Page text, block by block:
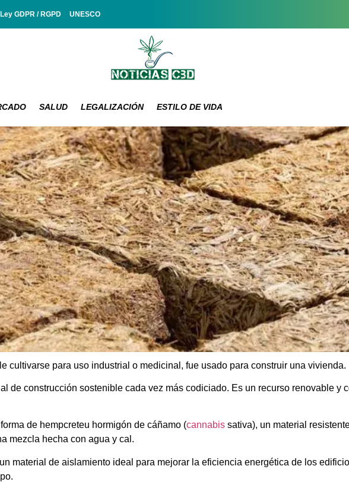
Ley GDPR / RGPD UNESCO
SALUD LEGALIZACIÓN ESTILO DE VIDA
cultivarse para uso industrial o medicinal, fue usado para construir una vivienda.
de construcción sostenible cada vez más codiciado. Es un recurso renovable y
de hempcreteu hormigón de cáñamo (cannabis sativa), un material
mezcla hecha con agua y cal.
material de aislamiento ideal para mejorar la eficiencia energética de los